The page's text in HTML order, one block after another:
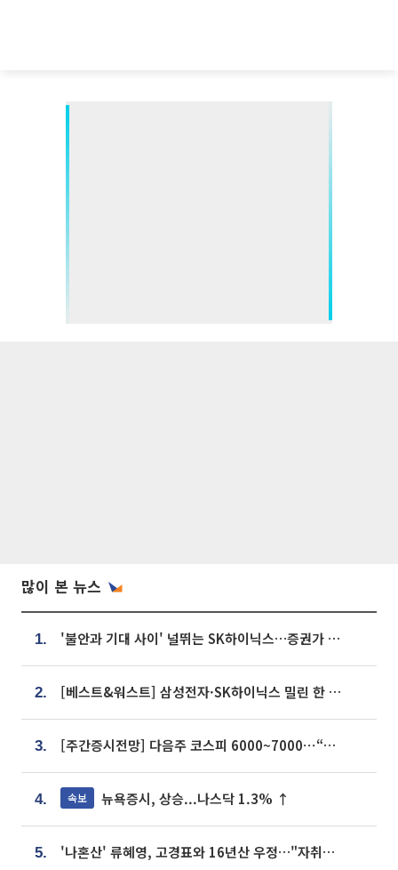
많이 본 뉴스
1. '불안과 기대 사이' 널뛰는 SK하이닉스…증권가 "HBM4·LTA 기반 펀터멘털 견고"
2. [베스트&워스트] 삼성전자·SK하이닉스 밀린 한 주…상상인증권은 85% 급등
3. [주간증시전망] 다음주 코스피 6000~7000⋯“外人 수급은 정책이 변수”
4. 속보 뉴욕증시, 상승...나스닥 1.3% ↑
5. '나혼산' 류혜영, 고경표와 16년산 우정…"자취방서 부모님과 마주쳐"